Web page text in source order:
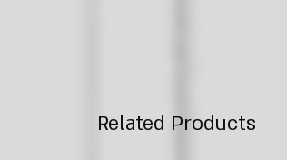
Related Products